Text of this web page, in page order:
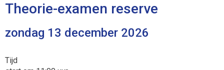
Theorie-examen reserve
zondag 13 december 2026
Tijd